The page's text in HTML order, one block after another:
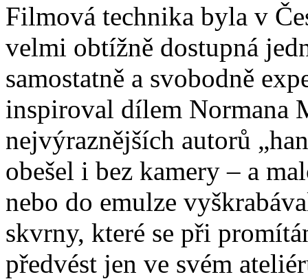
Filmová technika byla v
velmi obtížně dostupná
samostatně a svobodně
inspiroval dílem Normana
nejvýraznějších autorů
obešel i bez kamery ‒ a
nebo do emulze
skvrny, které se při
předvést jen ve svém